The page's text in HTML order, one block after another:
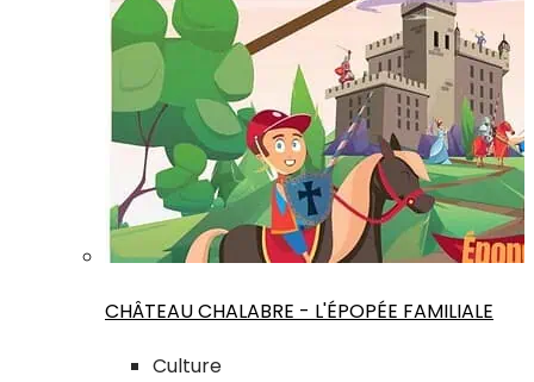
CHÂTEAU CHALABRE - L'ÉPOPÉE FAMILIALE
Culture